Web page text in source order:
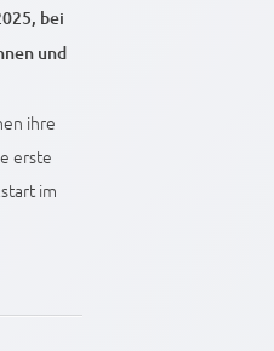
bei
und
ihre
erste
im